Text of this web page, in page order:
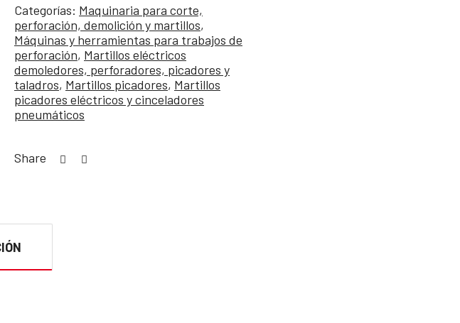
Categorías: Maquinaria para corte,
perforación, demolición y martillos,
Máquinas y herramientas para trabajos de
perforación, Martillos eléctricos
demoledores, perforadores, picadores y
taladros, Martillos picadores, Martillos
picadores eléctricos y cinceladores
pneumáticos
Share